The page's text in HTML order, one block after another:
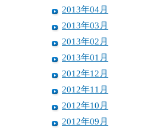
2013年04月
2013年03月
2013年02月
2013年01月
2012年12月
2012年11月
2012年10月
2012年09月